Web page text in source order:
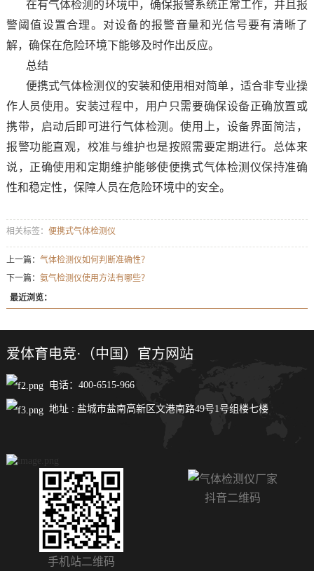
在有气体检测的环境中，确保报警系统正常工作，并且报
警阈值设置合理。对设备的报警音量和光信号要有清晰了
解，确保在危险环境下能够及时作出反应。
总结
便携式气体检测仪的安装和使用相对简单，适合非专业操
作人员使用。安装过程中，用户只需要确保设备正确放置或
携带，启动后即可进行气体检测。使用上，设备界面简洁，
报警功能直观，校准与维护也是按照需要定期进行。总体来
说，正确使用和定期维护能够使便携式气体检测仪保持准确
性和稳定性，保障人员在危险环境中的安全。
相关标签： 便携式气体检测仪
上一篇： 气体检测仪如何判断准确性？
下一篇： 氨气检测仪使用方法有哪些？
最近浏览：
爱体育电竞·（中国）官方网站
电话：400-6515-966
地址 : 盐城市盐南高新区文港南路49号1号组楼七楼
手机站二维码
抖音二维码